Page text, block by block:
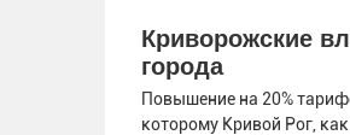
Криворожские
города
Повышение на 20%
которому Кривой Рог,